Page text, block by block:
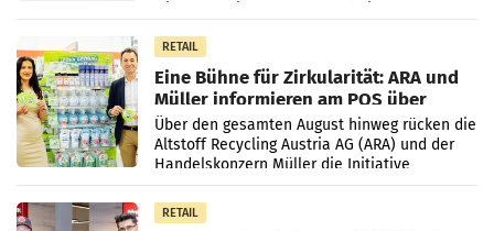
RETAIL
Eine Bühne für Zirkularität: ARA und
Müller informieren am POS über
Kreislauffähigkeit
Über den gesamten August hinweg rücken die
Altstoff Recycling Austria AG (ARA) und der
Handelskonzern Müller die Initiative
„Kreislauf-Helden“ in allen österreichischen
Müller-Filialen
RETAIL